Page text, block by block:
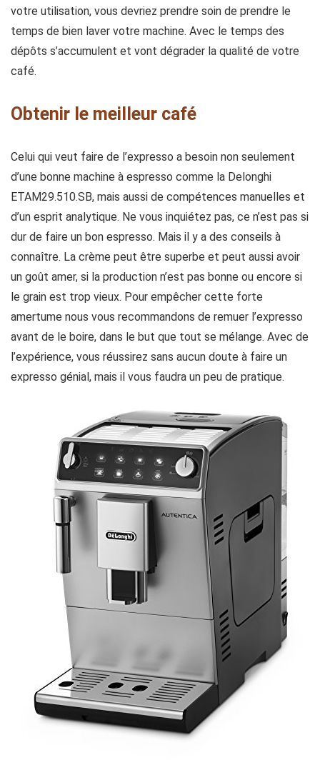
votre utilisation, vous devriez prendre soin de prendre le
temps de bien laver votre machine. Avec le temps des
dépôts s’accumulent et vont dégrader la qualité de votre
café.
Obtenir le meilleur café
Celui qui veut faire de l’expresso a besoin non seulement
d’une bonne machine à espresso comme la Delonghi
ETAM29.510.SB, mais aussi de compétences manuelles et
d’un esprit analytique. Ne vous inquiétez pas, ce n’est pas si
dur de faire un bon espresso. Mais il y a des conseils à
connaître. La crème peut être superbe et peut aussi avoir
un goût amer, si la production n’est pas bonne ou encore si
le grain est trop vieux. Pour empêcher cette forte
amertume nous vous recommandons de remuer l’expresso
avant de le boire, dans le but que tout se mélange. Avec de
l’expérience, vous réussirez sans aucun doute à faire un
expresso génial, mais il vous faudra un peu de pratique.